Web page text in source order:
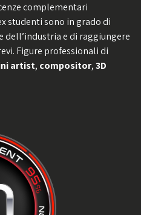
complementari
studenti sono in grado di
e di raggiungere
Figure professionali di
artist, compositor,3D